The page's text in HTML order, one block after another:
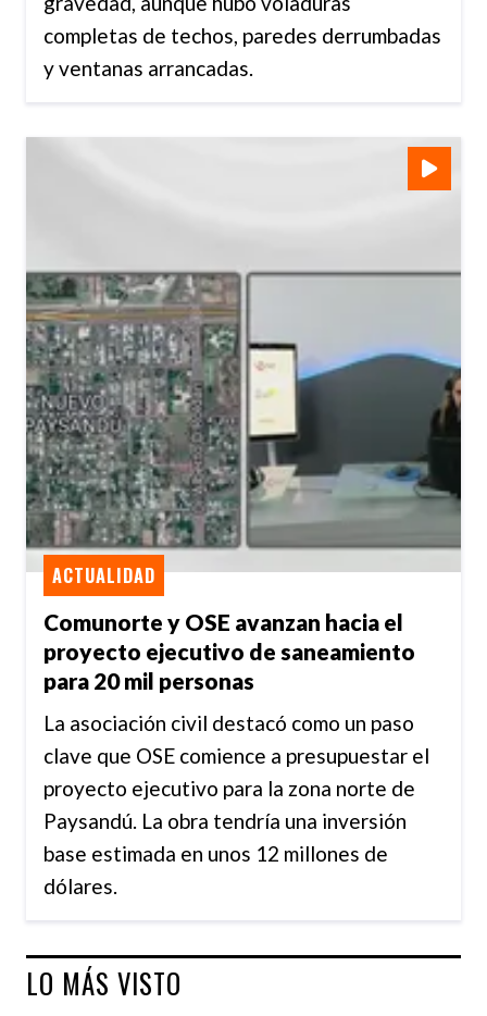
completas de techos, paredes derrumbadas
y ventanas arrancadas.
Comunorte y OSE avanzan hacia el
proyecto ejecutivo de saneamiento
para 20 mil personas
ACTUALIDAD
La asociación civil destacó como un paso
clave que OSE comience a presupuestar el
proyecto ejecutivo para la zona norte de
Paysandú. La obra tendría una inversión
base estimada en unos 12 millones de
dólares.
LO MÁS VISTO